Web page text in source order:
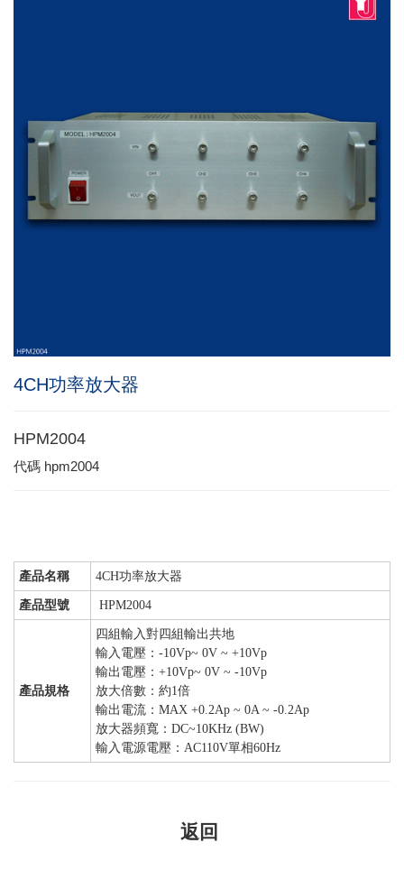
4CH功率放大器
HPM2004
代碼 hpm2004
產品名稱 4CH功率放大器
產品型號 HPM2004
產品規格
四組輸入對四組輸出共地
輸入電壓：-10Vp~ 0V ~ +10Vp
輸出電壓：+10Vp~ 0V ~ -10Vp
放大倍數：約1倍
輸出電流：MAX +0.2Ap ~ 0A ~ -0.2Ap
放大器頻寬：DC~10KHz (BW)
輸入電源電壓：AC110V單相60Hz